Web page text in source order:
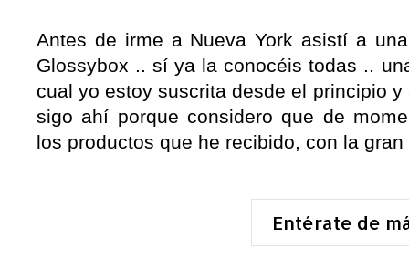
Antes de irme a Nueva York asistí a
Glossybox .. sí ya la conocéis todas ..
cual yo estoy suscrita desde el principio
sigo ahí porque considero que de
los productos que he recibido, con la
Entérate de